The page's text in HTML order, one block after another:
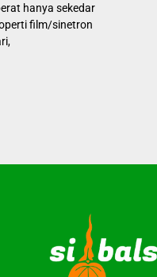
hanya sekedar
film/sinetron